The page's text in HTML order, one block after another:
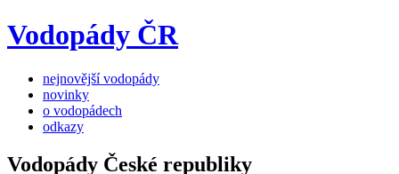
Vodopády ČR
nejnovější vodopády
novinky
o vodopádech
odkazy
Vodopády České republiky